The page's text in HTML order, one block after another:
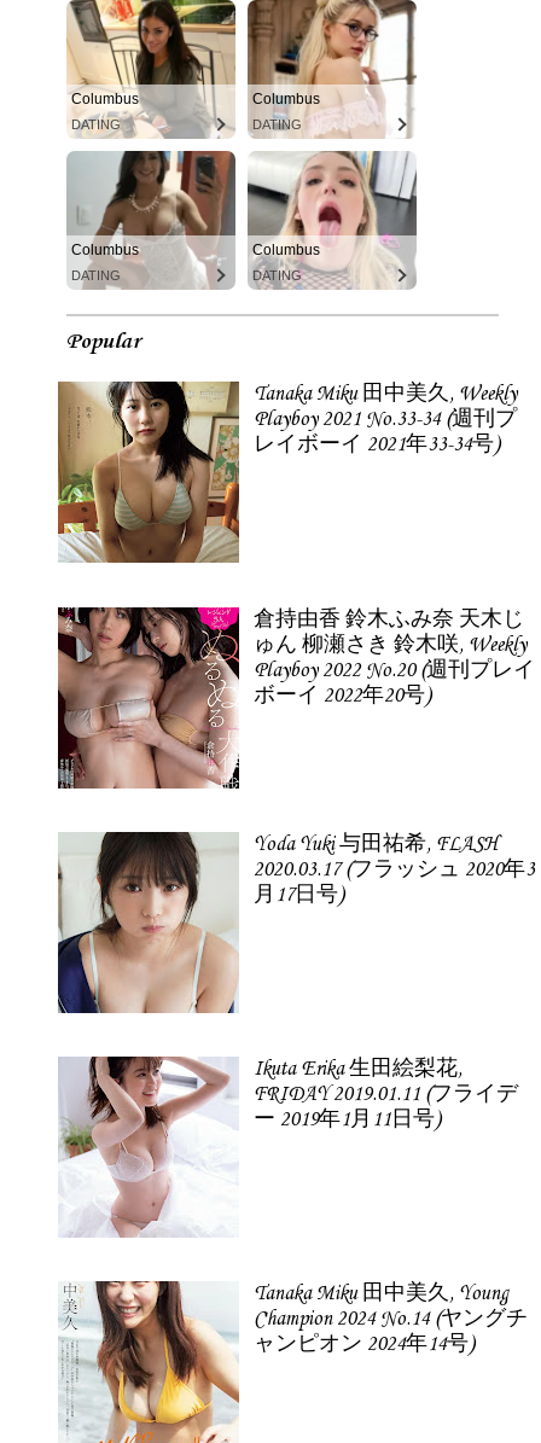
Columbus
DATING
Columbus
DATING
Columbus
DATING
Columbus
DATING
Popular
Tanaka Miku 田中美久, Weekly
Playboy 2021 No.33-34 (週刊プ
レイボーイ 2021年33-34号)
倉持由香 鈴木ふみ奈 天木じ
ゅん 柳瀬さき 鈴木咲, Weekly
Playboy 2022 No.20 (週刊プレイ
ボーイ 2022年20号)
Yoda Yuki 与田祐希, FLASH
2020.03.17 (フラッシュ 2020年3
月17日号)
Ikuta Erika 生田絵梨花,
FRIDAY 2019.01.11 (フライデ
ー 2019年1月11日号)
Tanaka Miku 田中美久, Young
Champion 2024 No.14 (ヤングチ
ャンピオン 2024年14号)